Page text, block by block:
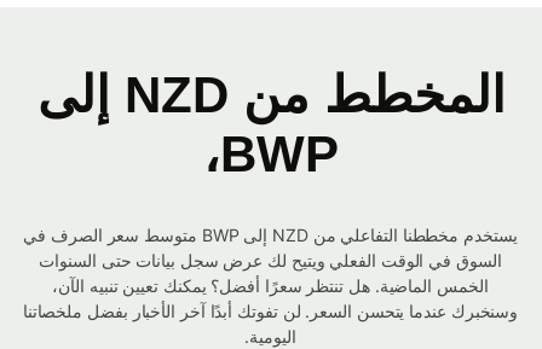
المخطط من NZD إلى
BWP،
يستخدم مخططنا التفاعلي من NZD إلى BWP متوسط ​​سعر الصرف في
السوق في الوقت الفعلي ويتيح لك عرض سجل بيانات حتى السنوات
الخمس الماضية. هل تنتظر سعرًا أفضل؟ يمكنك تعيين تنبيه الآن،
وسنخبرك عندما يتحسن السعر. لن تفوتك أبدًا آخر الأخبار بفضل ملخصاتنا
اليومية.